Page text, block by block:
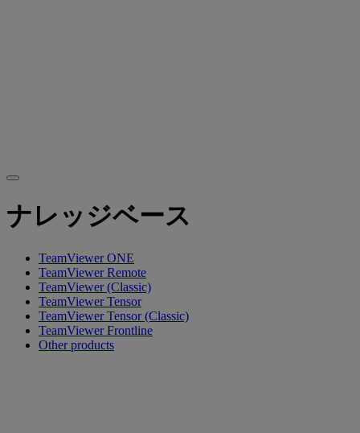
ナレッジベース
TeamViewer ONE
TeamViewer Remote
TeamViewer (Classic)
TeamViewer Tensor
TeamViewer Tensor (Classic)
TeamViewer Frontline
Other products